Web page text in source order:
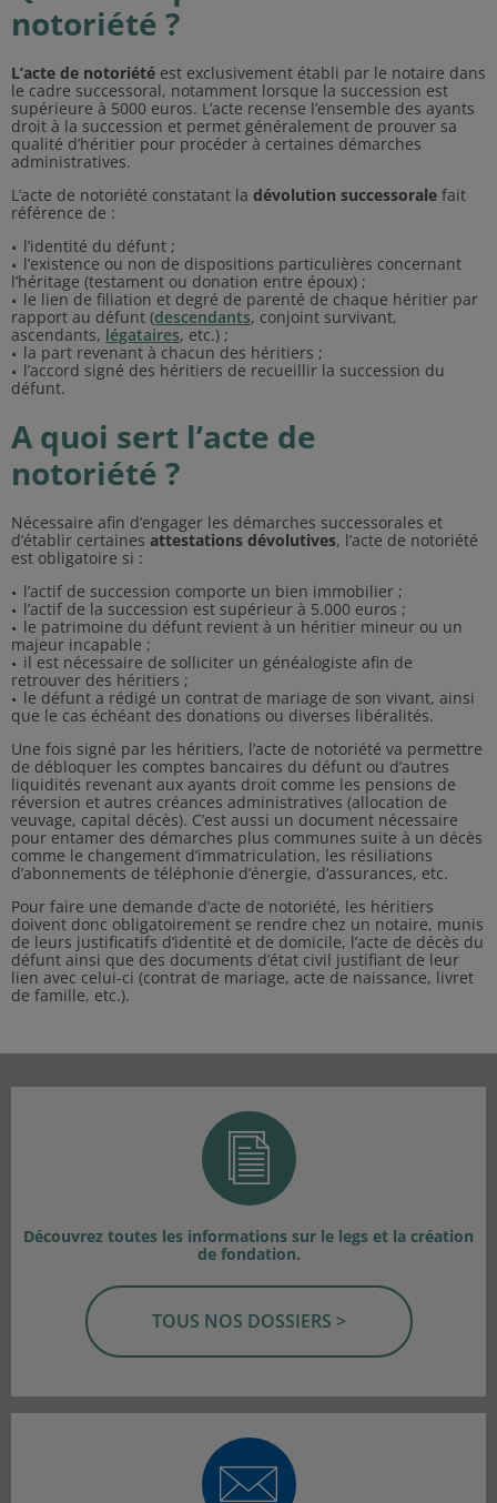
notoriété ?
L’acte de notoriété est exclusivement établi par le notaire dans
le cadre successoral, notamment lorsque la succession est
supérieure à 5000 euros. L’acte recense l’ensemble des ayants
droit à la succession et permet généralement de prouver sa
qualité d’héritier pour procéder à certaines démarches
administratives.
L’acte de notoriété constatant la dévolution successorale fait
référence de :
l’identité du défunt ;
l’existence ou non de dispositions particulières concernant
l’héritage (testament ou donation entre époux) ;
le lien de filiation et degré de parenté de chaque héritier par
rapport au défunt (descendants, conjoint survivant,
ascendants, légataires, etc.) ;
la part revenant à chacun des héritiers ;
l’accord signé des héritiers de recueillir la succession du
défunt.
A quoi sert l’acte de
notoriété ?
Nécessaire afin d’engager les démarches successorales et
d’établir certaines attestations dévolutives, l’acte de notoriété
est obligatoire si :
l’actif de succession comporte un bien immobilier ;
l’actif de la succession est supérieur à 5.000 euros ;
le patrimoine du défunt revient à un héritier mineur ou un
majeur incapable ;
il est nécessaire de solliciter un généalogiste afin de
retrouver des héritiers ;
le défunt a rédigé un contrat de mariage de son vivant, ainsi
que le cas échéant des donations ou diverses libéralités.
Une fois signé par les héritiers, l’acte de notoriété va permettre
de débloquer les comptes bancaires du défunt ou d’autres
liquidités revenant aux ayants droit comme les pensions de
réversion et autres créances administratives (allocation de
veuvage, capital décès). C’est aussi un document nécessaire
pour entamer des démarches plus communes suite à un décès
comme le changement d’immatriculation, les résiliations
d’abonnements de téléphonie d’énergie, d’assurances, etc.
Pour faire une demande d’acte de notoriété, les héritiers
doivent donc obligatoirement se rendre chez un notaire, munis
de leurs justificatifs d’identité et de domicile, l’acte de décès du
défunt ainsi que des documents d’état civil justifiant de leur
lien avec celui-ci (contrat de mariage, acte de naissance, livret
de famille, etc.).
Découvrez toutes les informations sur le legs et la création
de fondation.
TOUS NOS DOSSIERS >